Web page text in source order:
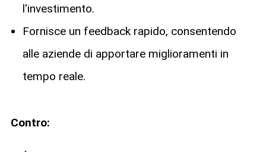
l'investimento.
Fornisce un feedback rapido, consentendo
alle aziende di apportare miglioramenti in
tempo reale.
Contro: